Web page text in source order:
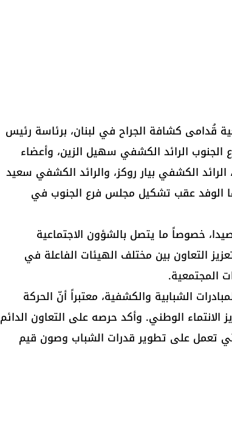
قُدامى كشافة الجراح في لبنان، برئاسة رئيس
الرائد الكشفي سهيل الزين، وأعضاء
الكشفي بيار روكز، والرائد الكشفي سعيد
الوفد عقب تشكيل مجلس فرع الجنوب في
خصوصاً ما يتصل بالشؤون الاجتماعية
التعاون بين مختلف الهيئات الفاعلة في
المجتمعية.
الشبابية والكشفية، معتبراً أنّ الحركة
الوطني. وأكد حرصه على التعاون الدائم
تعمل على تطوير قدرات الشباب وصون قيم